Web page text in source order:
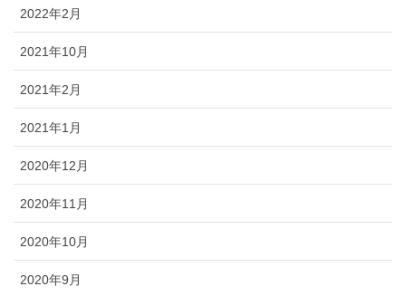
2022年2月
2021年10月
2021年2月
2021年1月
2020年12月
2020年11月
2020年10月
2020年9月